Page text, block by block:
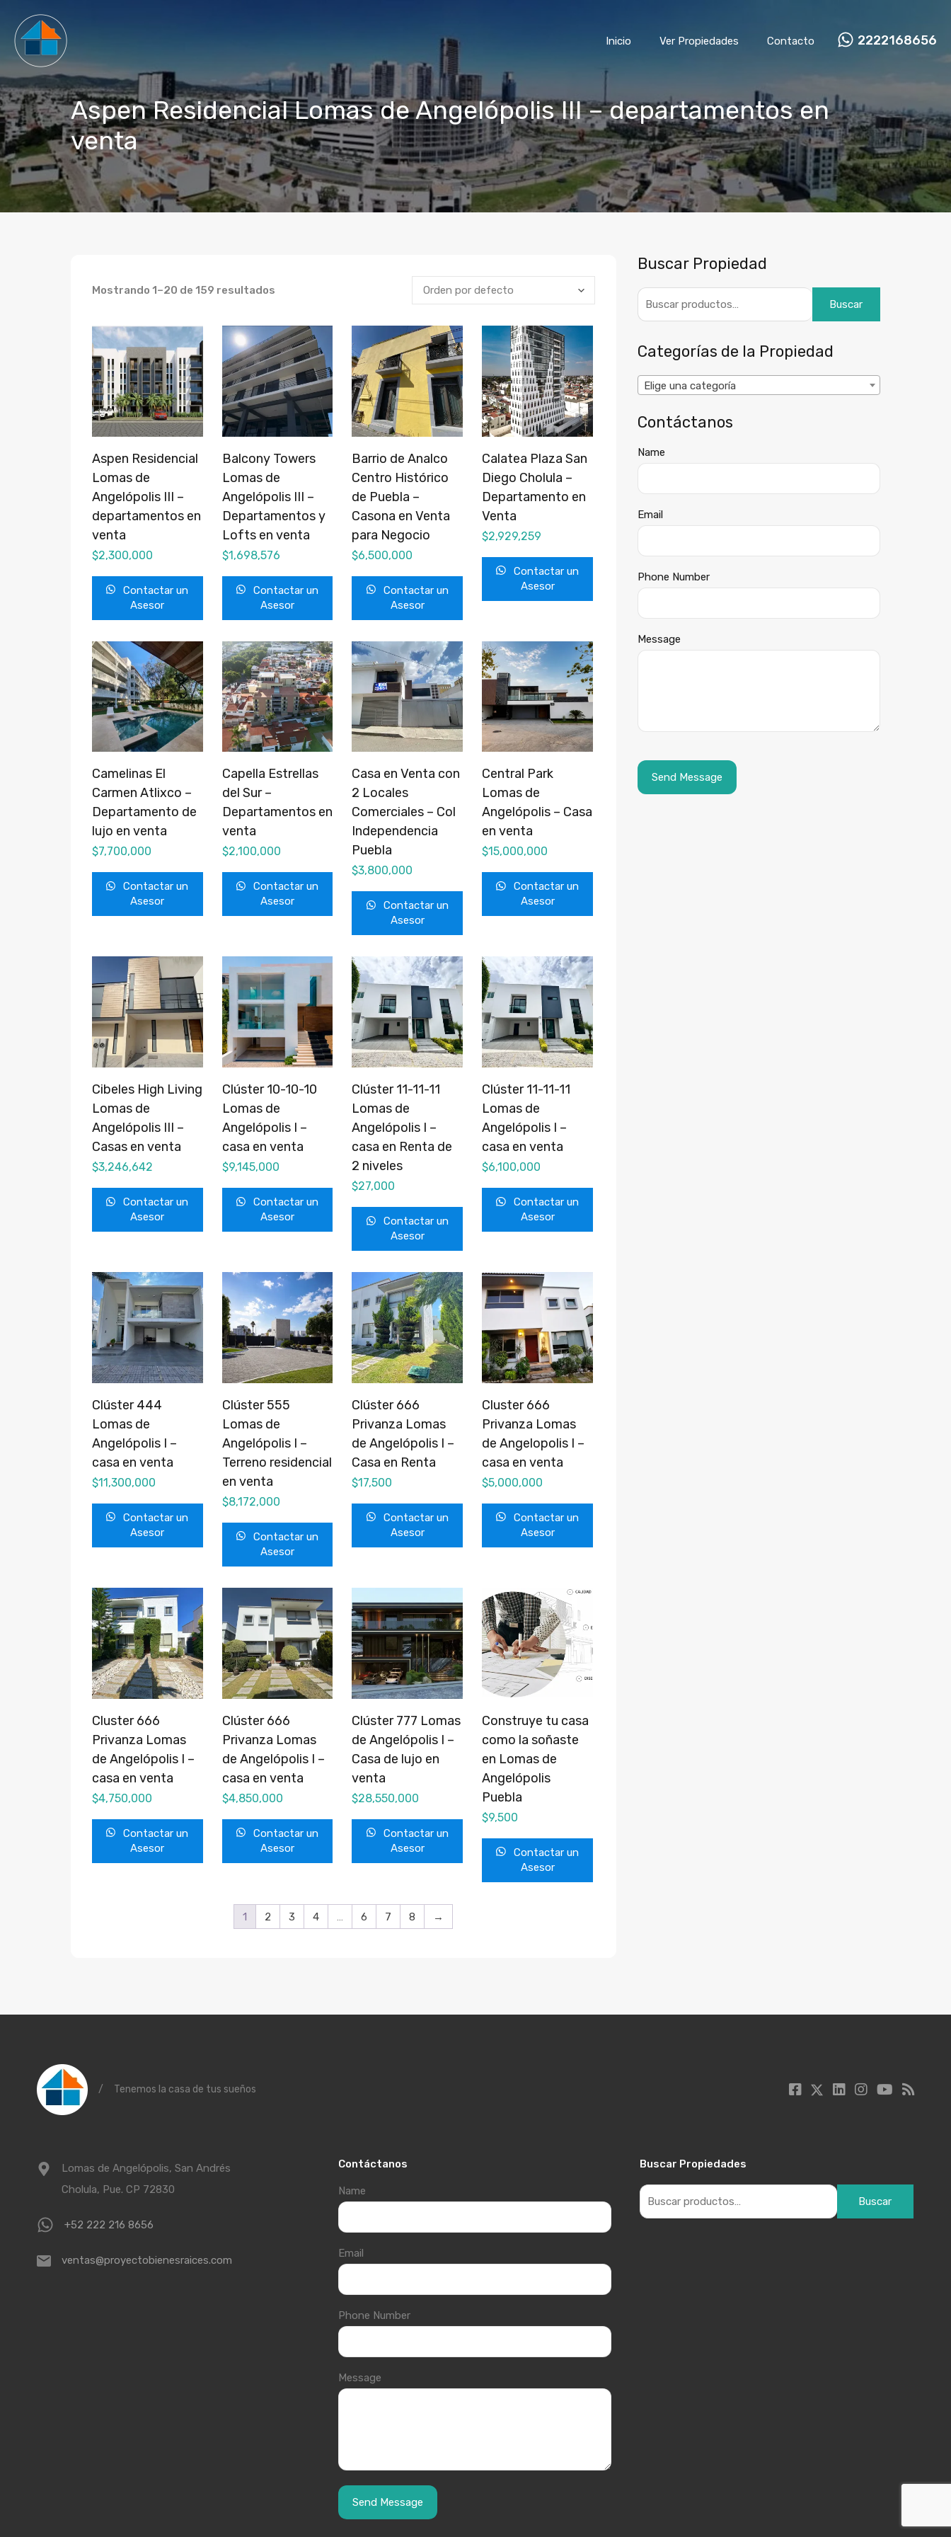
Inicio Ver Propiedades Contacto 2222168656
Aspen Residencial Lomas de Angelópolis III – departamentos en
venta
Mostrando 1–20 de 159 resultados
Aspen Residencial
Lomas de
Angelópolis III –
departamentos en
venta
$2,300,000
Contactar un
Asesor
Balcony Towers
Lomas de
Angelópolis III –
Departamentos y
Lofts en venta
$1,698,576
Contactar un
Asesor
Barrio de Analco
Centro Histórico
de Puebla –
Casona en Venta
para Negocio
$6,500,000
Contactar un
Asesor
Calatea Plaza San
Diego Cholula –
Departamento en
Venta
$2,929,259
Contactar un
Asesor
Camelinas El
Carmen Atlixco –
Departamento de
lujo en venta
$7,700,000
Contactar un
Asesor
Capella Estrellas
del Sur –
Departamentos en
venta
$2,100,000
Contactar un
Asesor
Casa en Venta con
2 Locales
Comerciales – Col
Independencia
Puebla
$3,800,000
Contactar un
Asesor
Central Park
Lomas de
Angelópolis – Casa
en venta
$15,000,000
Contactar un
Asesor
Cibeles High Living
Lomas de
Angelópolis III –
Casas en venta
$3,246,642
Contactar un
Asesor
Clúster 10-10-10
Lomas de
Angelópolis I –
casa en venta
$9,145,000
Contactar un
Asesor
Clúster 11-11-11
Lomas de
Angelópolis I –
casa en Renta de
2 niveles
$27,000
Contactar un
Asesor
Clúster 11-11-11
Lomas de
Angelópolis I –
casa en venta
$6,100,000
Contactar un
Asesor
Clúster 444
Lomas de
Angelópolis I –
casa en venta
$11,300,000
Contactar un
Asesor
Clúster 555
Lomas de
Angelópolis I –
Terreno residencial
en venta
$8,172,000
Contactar un
Asesor
Clúster 666
Privanza Lomas
de Angelópolis I –
Casa en Renta
$17,500
Contactar un
Asesor
Cluster 666
Privanza Lomas
de Angelopolis I –
casa en venta
$5,000,000
Contactar un
Asesor
Cluster 666
Privanza Lomas
de Angelópolis I –
casa en venta
$4,750,000
Contactar un
Asesor
Clúster 666
Privanza Lomas
de Angelópolis I –
casa en venta
$4,850,000
Contactar un
Asesor
Clúster 777 Lomas
de Angelópolis I –
Casa de lujo en
venta
$28,550,000
Contactar un
Asesor
Construye tu casa
como la soñaste
en Lomas de
Angelópolis
Puebla
$9,500
Contactar un
Asesor
1 2 3 4 6 7 8 →
Buscar Propiedad
Buscar
Categorías de la Propiedad
Elige una categoría
Contáctanos
Name
Email
Phone Number
Message
/ Tenemos la casa de tus sueños
Lomas de Angelópolis, San Andrés
Cholula, Pue. CP 72830
+52 222 216 8656
ventas@proyectobienesraices.com
Contáctanos
Name
Email
Phone Number
Message
Buscar Propiedades
Buscar